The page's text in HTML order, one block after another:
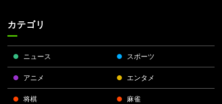
カテゴリ
ニュース スポーツ
アニメ エンタメ
将棋 麻雀